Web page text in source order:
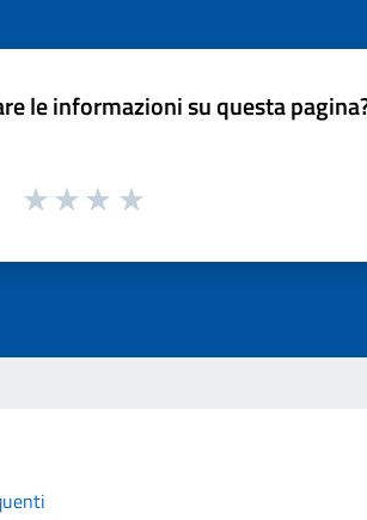
le informazioni su questa